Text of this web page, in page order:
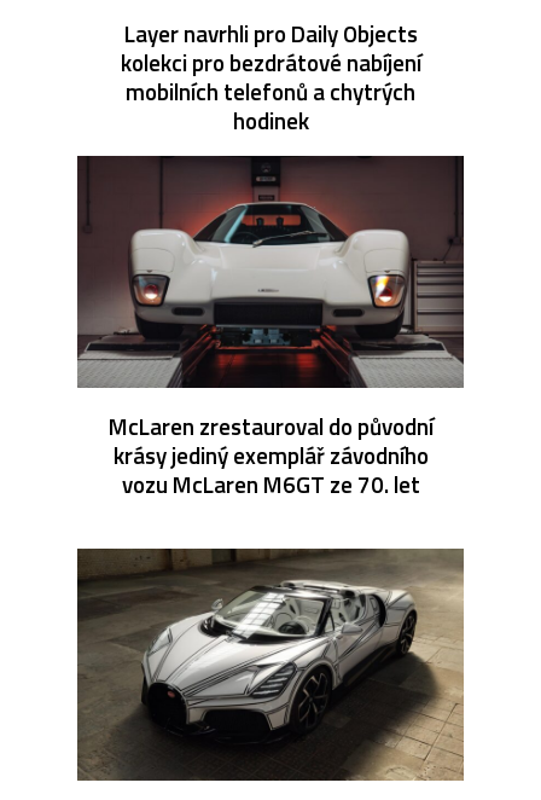
Layer navrhli pro Daily Objects
kolekci pro bezdrátové nabíjení
mobilních telefonů a chytrých
hodinek
McLaren zrestauroval do původní
krásy jediný exemplář závodního
vozu McLaren M6GT ze 70. let